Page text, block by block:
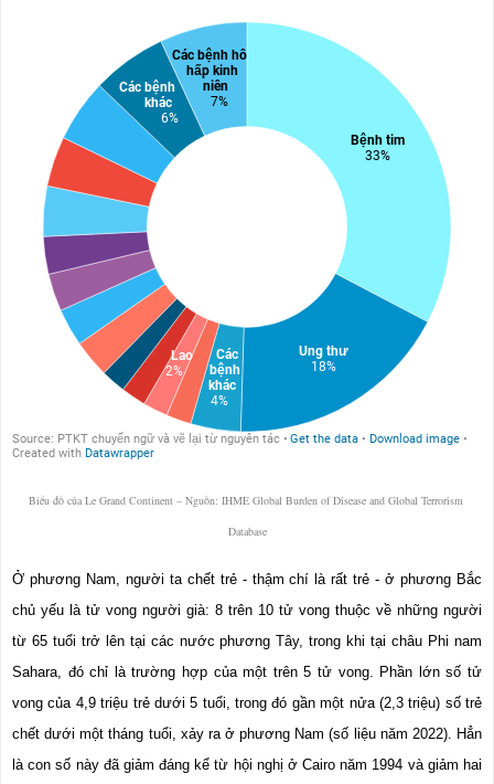
Biểu đồ của Le Grand Continent – Nguồn: IHME Global Burden of Disease and Global Terrorism
Database
Ở phương Nam, người ta chết trẻ - thậm chí là rất trẻ - ở phương Bắc
chủ yếu là tử vong người già: 8 trên 10 tử vong thuộc về những người
từ 65 tuổi trở lên tại các nước phương Tây, trong khi tại châu Phi nam
Sahara, đó chỉ là trường hợp của một trên 5 tử vong. Phần lớn số tử
vong của 4,9 triệu trẻ dưới 5 tuổi, trong đó gần một nửa (2,3 triệu) số trẻ
chết dưới một tháng tuổi, xảy ra ở phương Nam (số liệu năm 2022). Hẳn
là con số này đã giảm đáng kể từ hội nghị ở Cairo năm 1994 và giảm hai